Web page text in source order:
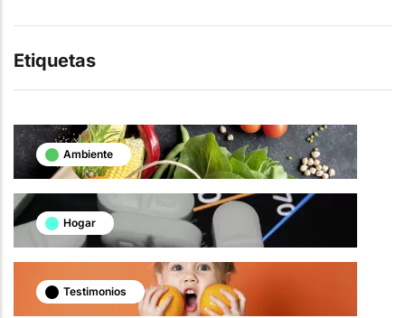
Etiquetas
Ambiente
Hogar
Testimonios